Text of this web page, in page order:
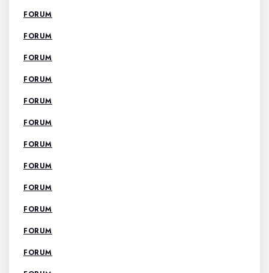
FORUM
FORUM
FORUM
FORUM
FORUM
FORUM
FORUM
FORUM
FORUM
FORUM
FORUM
FORUM